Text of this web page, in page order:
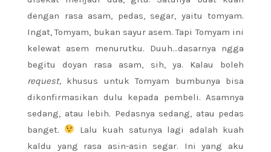
dengan rasa asam, pedas, segar, yaitu tomyam.
Ingat, Tomyam, bukan sayur asem. Tapi Tomyam ini
kelewat asem menurutku. Duuh…dasarnya ngga
begitu doyan rasa asam, sih, ya. Kalau boleh
request, khusus untuk Tomyam bumbunya bisa
dikonfirmasikan dulu kepada pembeli. Asamnya
sedang, atau lebih. Pedasnya sedang, atau pedas
banget.
Lalu kuah satunya lagi adalah kuah
kaldu yang rasa asin-asin segar. Ini yang aku